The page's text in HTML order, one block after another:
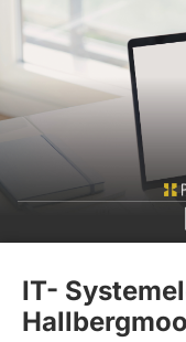
IT-